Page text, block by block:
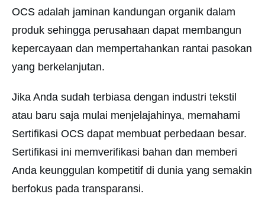
OCS adalah jaminan kandungan organik dalam
produk sehingga perusahaan dapat membangun
kepercayaan dan mempertahankan rantai pasokan
yang berkelanjutan.
Jika Anda sudah terbiasa dengan industri tekstil
atau baru saja mulai menjelajahinya, memahami
Sertifikasi OCS dapat membuat perbedaan besar.
Sertifikasi ini memverifikasi bahan dan memberi
Anda keunggulan kompetitif di dunia yang semakin
berfokus pada transparansi.